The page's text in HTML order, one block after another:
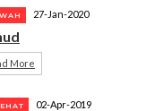
27-Jan-2020
More
02-Apr-2019